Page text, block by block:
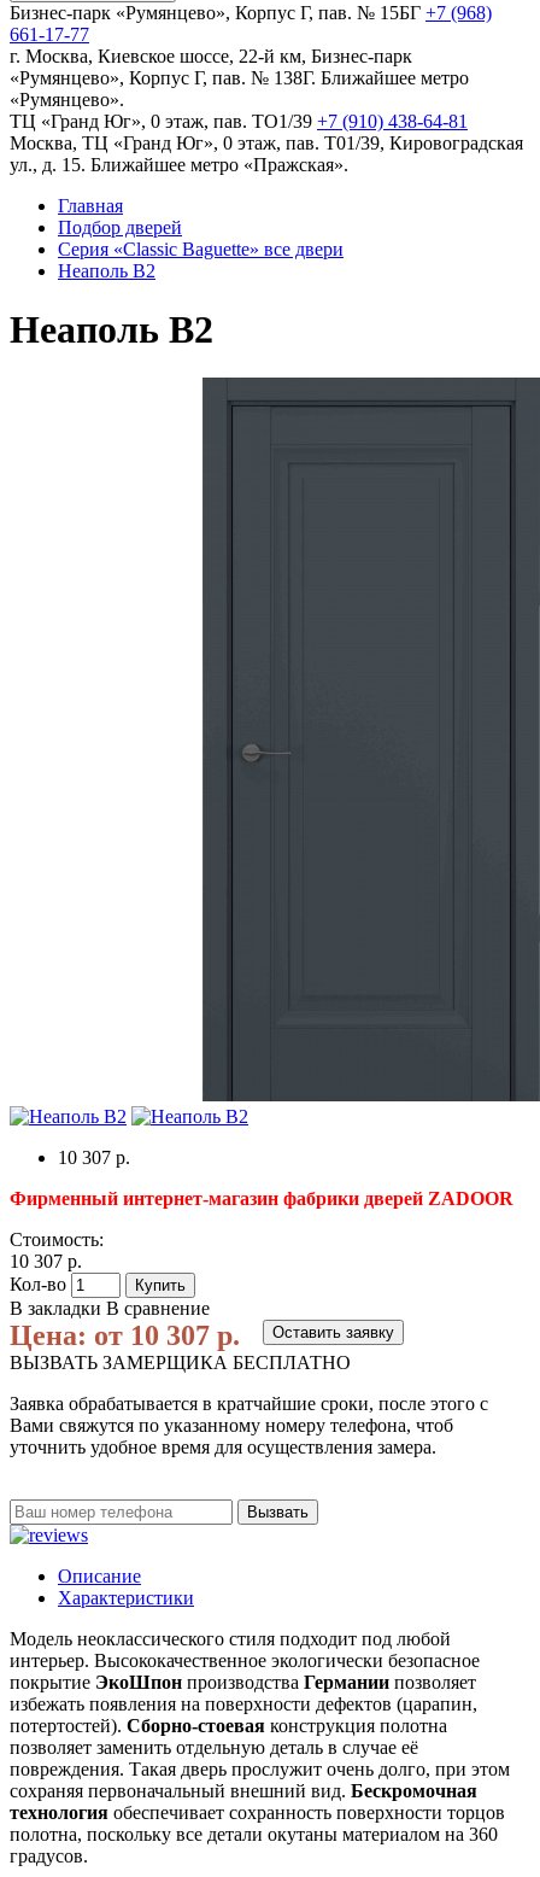
Бизнес-парк «Румянцево», Корпус Г, пав. № 15БГ +7 (968)
661-17-77
г. Москва, Киевское шоссе, 22-й км, Бизнес-парк
«Румянцево», Корпус Г, пав. № 138Г. Ближайшее метро
«Румянцево».
ТЦ «Гранд Юг», 0 этаж, пав. ТО1/39 +7 (910) 438-64-81
Москва, ТЦ «Гранд Юг», 0 этаж, пав. Т01/39, Кировоградская
ул., д. 15. Ближайшее метро «Пражская».
Главная
Подбор дверей
Серия «Classic Baguette» все двери
Неаполь В2
Неаполь В2
10 307 р.
Фирменный интернет-магазин фабрики дверей ZADOOR
Стоимость:
10 307 р.
Кол-во
Купить
В закладки В сравнение
Цена: от 10 307 р. Оставить заявку
ВЫЗВАТЬ ЗАМЕРЩИКА БЕСПЛАТНО
Заявка обрабатывается в кратчайшие сроки, после этого с
Вами свяжутся по указанному номеру телефона, чтоб
уточнить удобное время для осуществления замера.
Вызвать
Описание
Характеристики
Модель неоклассического стиля подходит под любой
интерьер. Высококачественное экологически безопасное
покрытие ЭкоШпон производства Германии позволяет
избежать появления на поверхности дефектов (царапин,
потертостей). Сборно-стоевая конструкция полотна
позволяет заменить отдельную деталь в случае её
повреждения. Такая дверь прослужит очень долго, при этом
сохраняя первоначальный внешний вид. Бескромочная
технология обеспечивает сохранность поверхности торцов
полотна, поскольку все детали окутаны материалом на 360
градусов.